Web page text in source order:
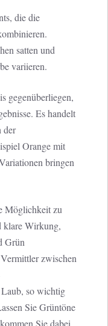
die die
satten und
variieren.
gegenüberliegen,
Es handelt
der
Orange mit
bringen
Möglichkeit zu
klare Wirkung,
Grün
zwischen
so wichtig
Sie Grüntöne
Sie dabei